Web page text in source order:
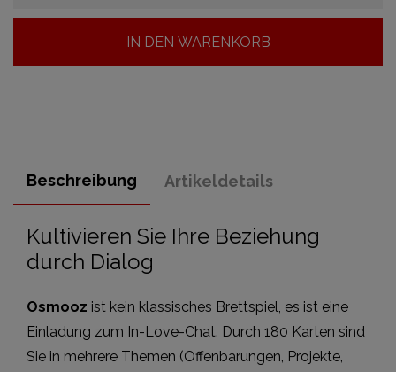
IN DEN WARENKORB
Beschreibung Artikeldetails
Kultivieren Sie Ihre Beziehung
durch Dialog
Osmooz ist kein klassisches Brettspiel, es ist eine
Einladung zum In-Love-Chat. Durch 180 Karten sind
Sie in mehrere Themen (Offenbarungen, Projekte,